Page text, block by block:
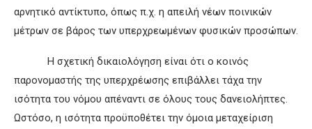
αρνητικό αντίκτυπο, όπως π.χ. η απειλή νέων ποινικών
μέτρων σε βάρος των υπερχρεωμένων φυσικών προσώπων.
Η σχετική δικαιολόγηση είναι ότι ο κοινός
παρονομαστής της υπερχρέωσης επιβάλλει τάχα την
ισότητα του νόμου απέναντι σε όλους τους δανειολήπτες.
Ωστόσο, η ισότητα προϋποθέτει την όμοια μεταχείριση